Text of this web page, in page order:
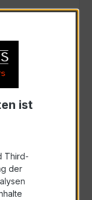
ist
Third-
der